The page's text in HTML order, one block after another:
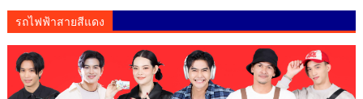
รถไฟฟ้าสายสีแดง